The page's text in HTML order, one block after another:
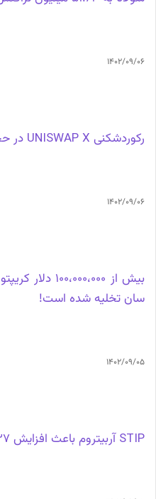
1402/09/06
رکوردشکنی UNISWAP X در حجم معاملات
1402/09/06
بیش از
سان تخلیه شده است!
1402/09/05
STIP آربیتروم باعث افزایش 27٪ در آدرس‌های جدید می‌شود